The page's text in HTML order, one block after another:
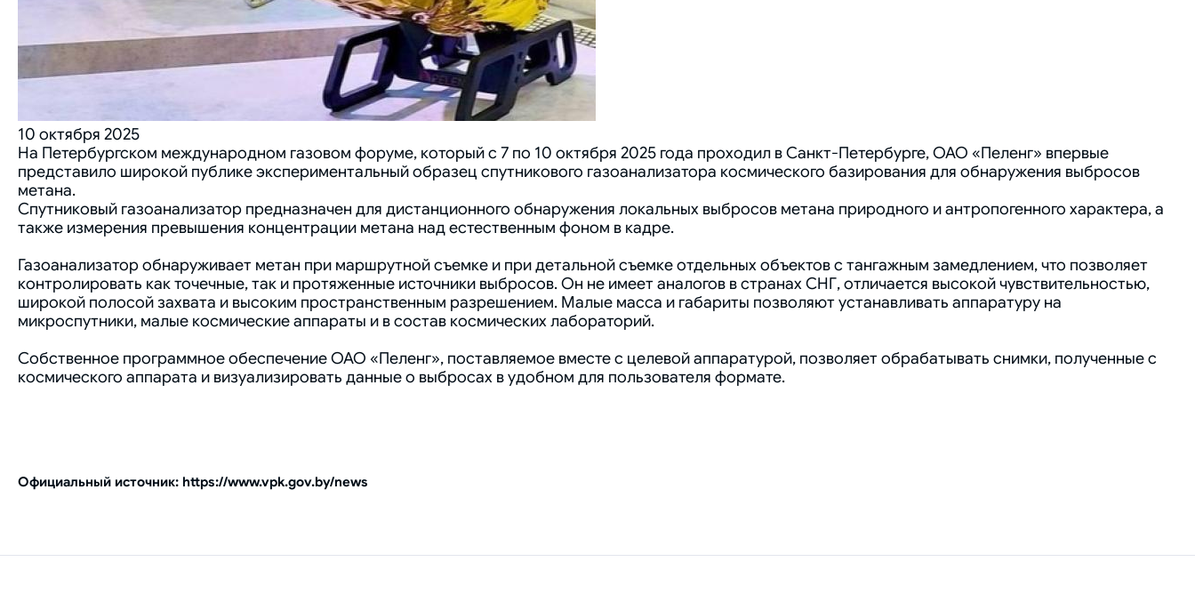
10 октября 2025
На Петербургском международном газовом форуме, который с 7 по 10 октября 2025 года проходил в Санкт-Петербурге, ОАО «Пеленг» впервые
представило широкой публике экспериментальный образец спутникового газоанализатора космического базирования для обнаружения выбросов
метана.
Спутниковый газоанализатор предназначен для дистанционного обнаружения локальных выбросов метана природного и антропогенного характера, а
также измерения превышения концентрации метана над естественным фоном в кадре.
Газоанализатор обнаруживает метан при маршрутной съемке и при детальной съемке отдельных объектов с тангажным замедлением, что позволяет
контролировать как точечные, так и протяженные источники выбросов. Он не имеет аналогов в странах СНГ, отличается высокой чувствительностью,
широкой полосой захвата и высоким пространственным разрешением. Малые масса и габариты позволяют устанавливать аппаратуру на
микроспутники, малые космические аппараты и в состав космических лабораторий.
Собственное программное обеспечение ОАО «Пеленг», поставляемое вместе с целевой аппаратурой, позволяет обрабатывать снимки, полученные с
космического аппарата и визуализировать данные о выбросах в удобном для пользователя формате.
Официальный источник: https://www.vpk.gov.by/news